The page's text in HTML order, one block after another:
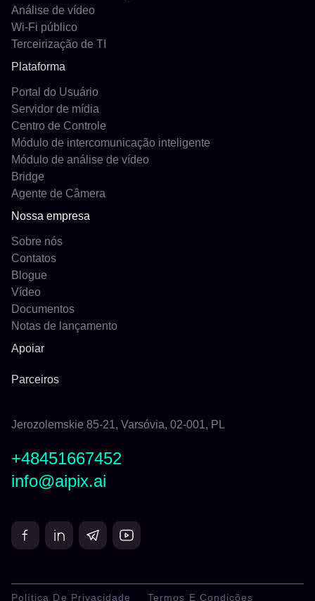
Análise de vídeo
Wi-Fi público
Terceirização de TI
Plataforma
Portal do Usuário
Servidor de mídia
Centro de Controle
Módulo de intercomunicação inteligente
Módulo de análise de vídeo
Bridge
Agente de Câmera
Nossa empresa
Sobre nós
Contatos
Blogue
Vídeo
Documentos
Notas de lançamento
Apoiar
Parceiros
Jerozolemskie 85-21, Varsóvia, 02-001, PL
+48451667452
info@aipix.ai
Política De Privacidade Termos E Condições